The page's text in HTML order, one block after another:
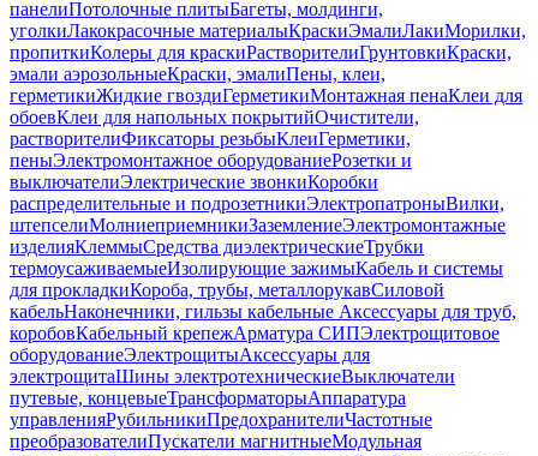
панелиПотолочные плитыБагеты, молдинги,
уголкиЛакокрасочные материалыКраскиЭмалиЛакиМорилки,
пропиткиКолеры для краскиРастворителиГрунтовкиКраски,
эмали аэрозольныеКраски, эмалиПены, клеи,
герметикиЖидкие гвоздиГерметикиМонтажная пенаКлеи для
обоевКлеи для напольных покрытийОчистители,
растворителиФиксаторы резьбыКлеиГерметики,
пеныЭлектромонтажное оборудованиеРозетки и
выключателиЭлектрические звонкиКоробки
распределительные и подрозетникиЭлектропатроныВилки,
штепселиМолниеприемникиЗаземлениеЭлектромонтажные
изделияКлеммыСредства диэлектрическиеТрубки
термоусаживаемыеИзолирующие зажимыКабель и системы
для прокладкиКороба, трубы, металлорукавСиловой
кабельНаконечники, гильзы кабельные Аксессуары для труб,
коробовКабельный крепежАрматура СИПЭлектрощитовое
оборудованиеЭлектрощитыАксессуары для
электрощитаШины электротехническиеВыключатели
путевые, концевыеТрансформаторыАппаратура
управленияРубильникиПредохранителиЧастотные
преобразователиПускатели магнитныеМодульная